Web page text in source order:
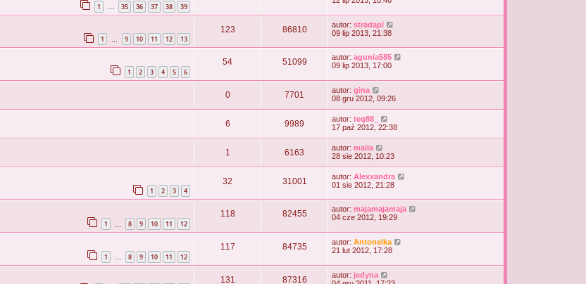
1 35 36 37 38 39
1 9 10 11 12 13
123 86810 autor: stradapl
09 lip 2013, 21:38
1 2 3 4 5 6
54 51099 autor: agunia585
09 lip 2013, 17:00
0 7701 autor: gina
08 gru 2012, 09:26
6 9989 autor: teq88_
17 paź 2012, 22:38
1 6163 autor: maila
28 sie 2012, 10:23
1 2 3 4
32 31001 autor: Alexxandra
01 sie 2012, 21:28
1 8 9 10 11 12
118 82455 autor: majamajamaja
04 cze 2012, 19:29
1 … 8 9 10 11 12
117 84735 autor: Antonelka
21 lut 2012, 17:28
131 87316 autor: jedyna